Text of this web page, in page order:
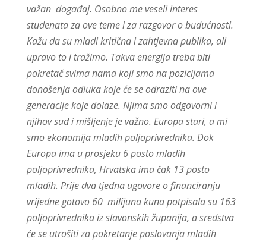
važan događaj. Osobno me veseli interes
studenata za ove teme i za razgovor o budućnosti.
Kažu da su mladi kritična i zahtjevna publika, ali
upravo to i tražimo. Takva energija treba biti
pokretač svima nama koji smo na pozicijama
donošenja odluka koje će se odraziti na ove
generacije koje dolaze. Njima smo odgovorni i
njihov sud i mišljenje je važno. Europa stari, a mi
smo ekonomija mladih poljoprivrednika. Dok
Europa ima u prosjeku 6 posto mladih
poljoprivrednika, Hrvatska ima čak 13 posto
mladih. Prije dva tjedna ugovore o financiranju
vrijedne gotovo 60 milijuna kuna potpisala su 163
poljoprivrednika iz slavonskih županija, a sredstva
će se utrošiti za pokretanje poslovanja mladih